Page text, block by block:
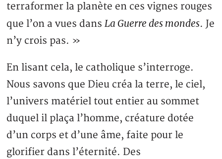
terraformer la planète en ces vignes rouges
que l’on a vues dansLa Guerre des mondes. Je
n’y crois pas. »
En lisant cela, le catholique s’interroge.
Nous savons que Dieu créa la terre, le ciel,
l’univers matériel tout entier au sommet
duquel il plaça l’homme, créature dotée
d’un corps et d’une âme, faite pour le
glorifier dans l’éternité. Des